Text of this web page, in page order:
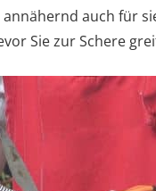
auch für
Sie zur Schere